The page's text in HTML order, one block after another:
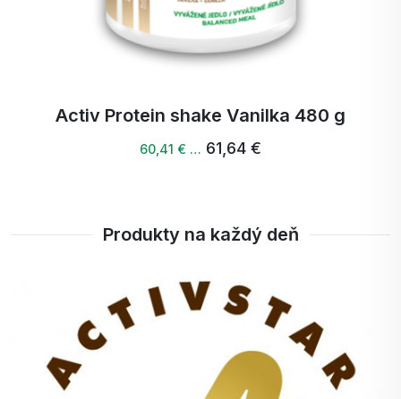
Často kladené otázky:
1. Je tento proteín vhodný pre alergikov?
Activ Protein shake Čokoláda obsahuje mandle a
alergiou na orechy alebo laktózu. Obsahuje však
alternatívne zdroje bielkovín (ryžový a mandľový
proteín), ktoré ocenia osoby preferujúce rastlinné
Áno! Vďaka komplexnému zloženiu bielkovín,
3. Je shake vhodný na večer?
Absolútne! Obsahuje ľahko stráviteľné bielkoviny a
probiotiká, ktoré podporujú regeneráciu počas
spánku a nezaťaží váš žalúdok.
Protein shake Vanilka 480 g
60,41 € …61,64 €
Produkty na každý deň